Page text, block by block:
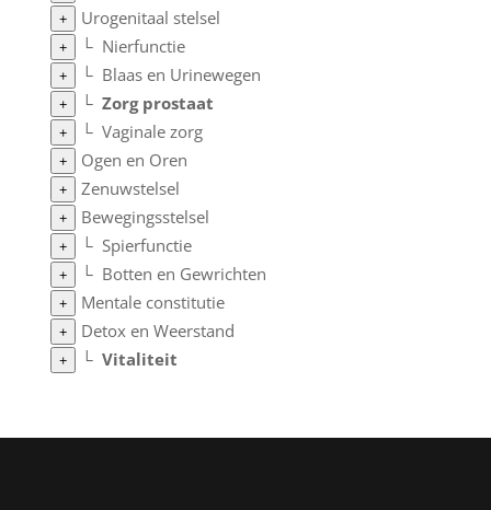
+ Urogenitaal stelsel
+ └ Nierfunctie
+ └ Blaas en Urinewegen
+ └ Zorg prostaat
+ └ Vaginale zorg
+ Ogen en Oren
+ Zenuwstelsel
+ Bewegingsstelsel
+ └ Spierfunctie
+ └ Botten en Gewrichten
+ Mentale constitutie
+ Detox en Weerstand
+ └ Vitaliteit